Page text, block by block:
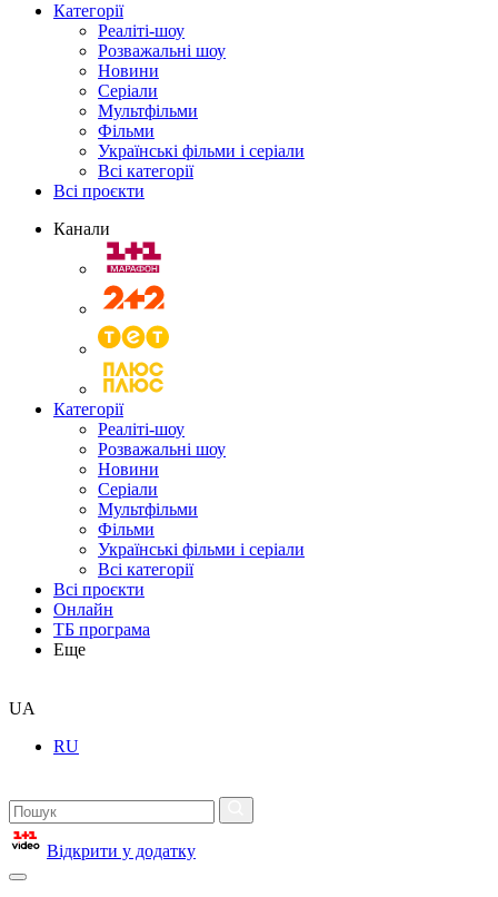
Категорії
Реаліті-шоу
Розважальні шоу
Новини
Серіали
Мультфільми
Фільми
Українські фільми і серіали
Всі категорії
Всі проєкти
Канали
Категорії
Реаліті-шоу
Розважальні шоу
Новини
Серіали
Мультфільми
Фільми
Українські фільми і серіали
Всі категорії
Всі проєкти
Онлайн
ТБ програма
Еще
UA
RU
Відкрити у додатку